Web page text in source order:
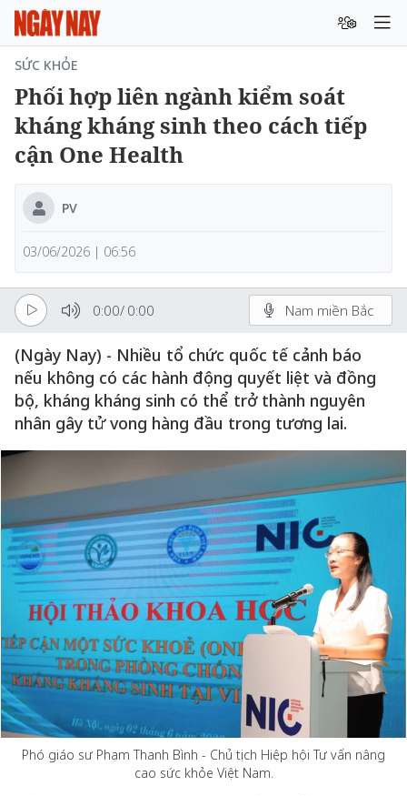
SỨC KHỎE
Phối hợp liên ngành kiểm soát
kháng kháng sinh theo cách tiếp
cận One Health
PV
03/06/2026 | 06:56
0:00/ 0:00 Nam miền Bắc
(Ngày Nay) - Nhiều tổ chức quốc tế cảnh báo
nếu không có các hành động quyết liệt và đồng
bộ, kháng kháng sinh có thể trở thành nguyên
nhân gây tử vong hàng đầu trong tương lai.
Phó giáo sư Phạm Thanh Bình - Chủ tịch Hiệp hội Tư vấn nâng
cao sức khỏe Việt Nam.